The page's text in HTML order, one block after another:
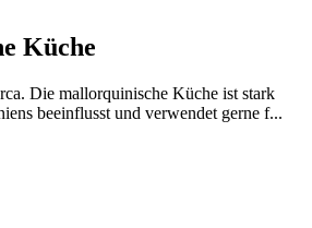
Küche
Die mallorquinische Küche ist stark
beeinflusst und verwendet gerne f...